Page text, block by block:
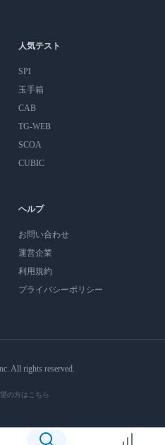
人気テスト
SPI
玉手箱
CAB
TG-WEB
SCOA
CUBIC
ヘルプ
お問い合わせ
運営企業
利用規約
プライバシーポリシー
All rights reserved.
の方はこちら